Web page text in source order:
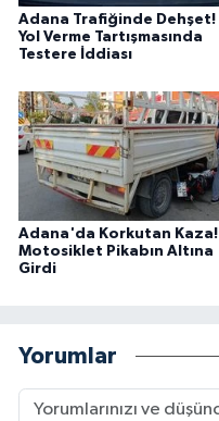
Adana Trafiğinde Dehşet!
Yol Verme Tartışmasında
Testere İddiası
Adana'da Korkutan Kaza!
Motosiklet Pikabın Altına
Girdi
Yorumlar